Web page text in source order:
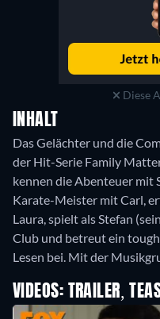
Diese
INHALT
Das Gelächter und die
der Hit-Serie Family
kennen die Abenteuer mit
Karate-Meister mit Carl,
Laura, spielt als Stefan
Club und betreut ein
Lesen bei. Mit der
VIDEOS: TRAILER,